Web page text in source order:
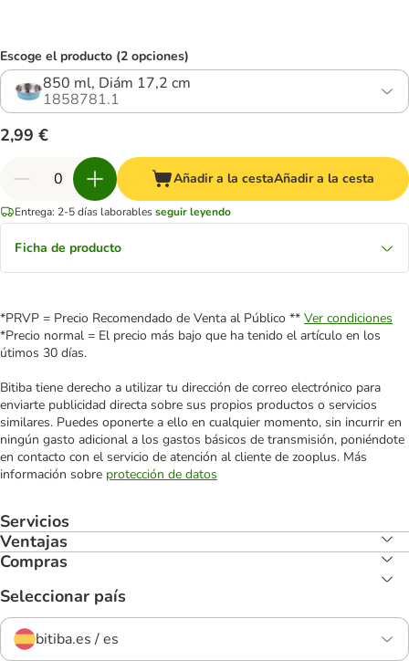
Escoge el producto (2 opciones)
850 ml, Diám 17,2 cm
1858781.1
2,99 €
Añadir a la cestaAñadir a la cesta
Entrega: 2-5 días laborablesseguir leyendo
Ficha de producto
*PRVP = Precio Recomendado de Venta al Público ** Ver condiciones
*Precio normal = El precio más bajo que ha tenido el artículo en los
útimos 30 días.
Bitiba tiene derecho a utilizar tu dirección de correo electrónico para
enviarte publicidad directa sobre sus propios productos o servicios
similares. Puedes oponerte a ello en cualquier momento, sin incurrir en
ningún gasto adicional a los gastos básicos de transmisión, poniéndote
en contacto con el servicio de atención al cliente de zooplus. Más
información sobre protección de datos
Servicios
Ventajas
Compras
Seleccionar país
bitiba.es / es